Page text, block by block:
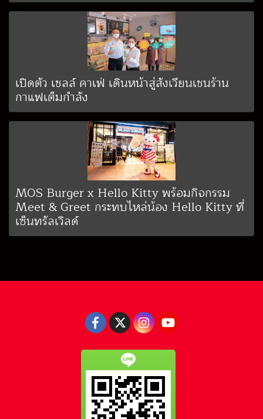
เปิดตัว เชลล์ คาเฟ่ เดินหน้าสู่สังเวียนเชนร้าน
กาแฟเต็มกำลัง
MOS Burger x Hello Kitty พร้อมกิจกรรม
Meet & Greet กระทบไหล่น้อง Hello Kitty ที่
เซ็นทรัลเวิลด์